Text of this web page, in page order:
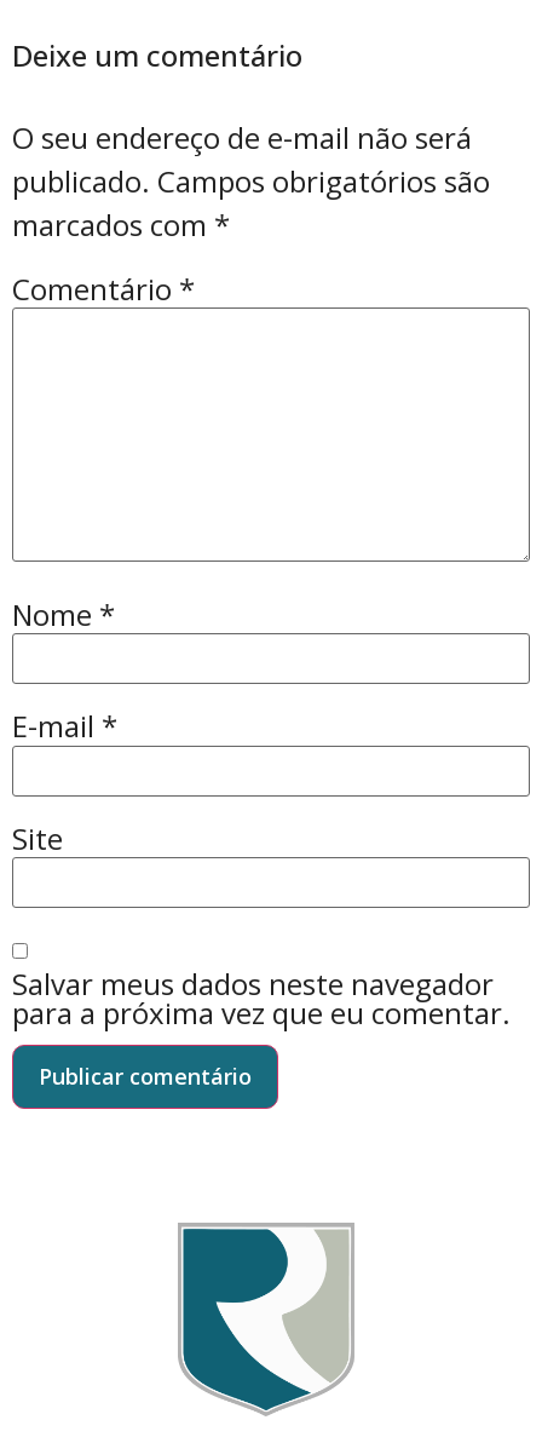
Deixe um comentário
O seu endereço de e-mail não será
publicado. Campos obrigatórios são
marcados com *
Comentário *
Nome *
E-mail *
Site
Salvar meus dados neste navegador
para a próxima vez que eu comentar.